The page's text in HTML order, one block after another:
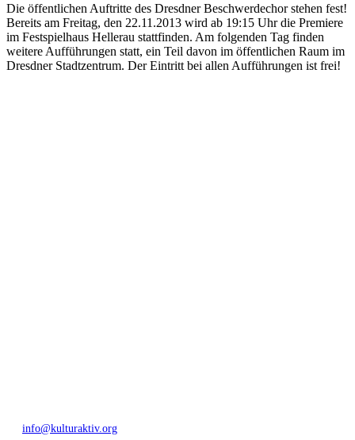
Die öffentlichen Auftritte des Dresdner Beschwerdechor stehen fest!
Bereits am Freitag, den 22.11.2013 wird ab 19:15 Uhr die Premiere
im Festspielhaus Hellerau stattfinden. Am folgenden Tag finden
weitere Aufführungen statt, ein Teil davon im öffentlichen Raum im
Dresdner Stadtzentrum. Der Eintritt bei allen Aufführungen ist frei!
info@kulturaktiv.org